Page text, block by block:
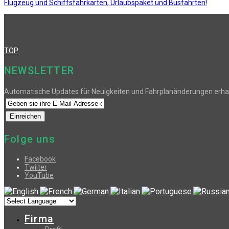
Flugzeug und Schiffsfahrkarten, Urlaubspaket und Busfahrten!
TOP
NEWSLETTER
Automatische Updates für Neuigkeiten und Fahrplanänderungen
Folge uns
Facebook
Twiiter
YouTube
Firma